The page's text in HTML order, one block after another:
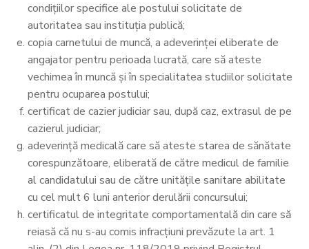
condiţiilor specifice ale postului solicitate de
autoritatea sau instituţia publică;
copia carnetului de muncă, a adeverinţei eliberate de
angajator pentru perioada lucrată, care să ateste
vechimea în muncă şi în specialitatea studiilor solicitate
pentru ocuparea postului;
certificat de cazier judiciar sau, după caz, extrasul de pe
cazierul judiciar;
adeverinţă medicală care să ateste starea de sănătate
corespunzătoare, eliberată de către medicul de familie
al candidatului sau de către unităţile sanitare abilitate
cu cel mult 6 luni anterior derulării concursului;
certificatul de integritate comportamentală din care să
reiasă că nu s-au comis infracţiuni prevăzute la art. 1